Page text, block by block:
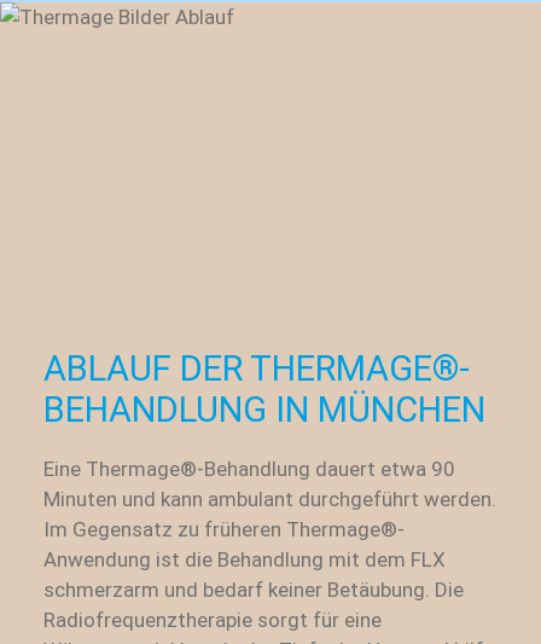
ABLAUF DER THERMAGE®-
BEHANDLUNG IN MÜNCHEN
Eine Thermage®-Behandlung dauert etwa 90
Minuten und kann ambulant durchgeführt werden.
Im Gegensatz zu früheren Thermage®-
Anwendung ist die Behandlung mit dem FLX
schmerzarm und bedarf keiner Betäubung. Die
Radiofrequenztherapie sorgt für eine